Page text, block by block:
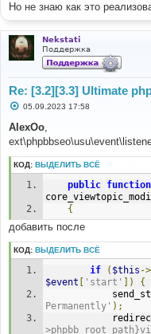
Но не знаю как это
Nekstati
Поддержка
Re: [3.2][3.3] Ultimate
С
о
б
щ
н
и
05.09.2023 17:58
AlexOo,
КОД: ВЫДЕЛИТЬ ВСЁ
public function
{
добавить после
КОД: ВЫДЕЛИТЬ ВСЁ
if ( $this ->
$event
'start' ])
{
Permanently' );